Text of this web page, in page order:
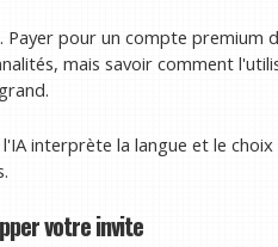
pour un compte premium
mais savoir comment
interprète la langue et le
votre invite